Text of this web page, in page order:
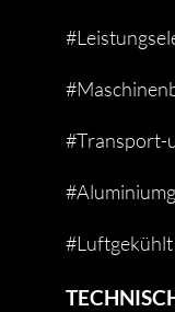
#Transport-
#Luftgekühlt